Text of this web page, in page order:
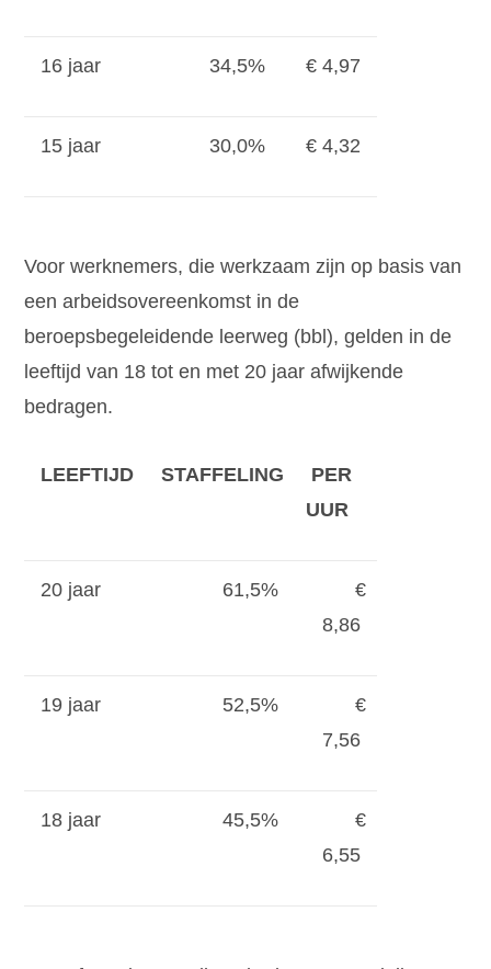
16 jaar 34,5% € 4,97
15 jaar 30,0% € 4,32
Voor werknemers, die werkzaam zijn op basis van
een arbeidsovereenkomst in de
beroepsbegeleidende leerweg (bbl), gelden in de
leeftijd van 18 tot en met 20 jaar afwijkende
bedragen.
LEEFTIJD STAFFELING
PER
UUR
20 jaar 61,5%
€
8,86
19 jaar 52,5%
€
7,56
18 jaar 45,5%
€
6,55